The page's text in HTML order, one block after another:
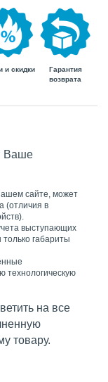
и скидки
Гарантия
возврата
Ваше
сайте, может
(отличия в
выступающих
габариты
технологическую
на все
товару.